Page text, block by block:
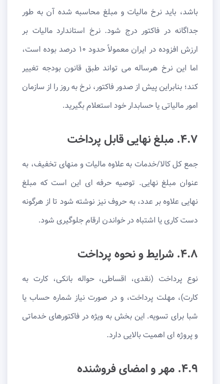
باشد، باید نرخ مالیات و مبلغ محاسبه شده آن به طور
جداگانه در فاکتور درج شود. نرخ استاندارد مالیات بر
ارزش افزوده در ایران معمولاً حدود ۱۰ درصد بوده است،
اما این نرخ هرساله می تواند طبق قانون بودجه تغییر
کند؛ بنابراین پیش از صدور فاکتور، نرخ به روز را از سازمان
امور مالیاتی یا حسابدار خود استعلام بگیرید.
۴.۷. مبلغ نهایی قابل پرداخت
جمع کل کالا/خدمات به علاوه مالیات و منهای تخفیف، به
عنوان مبلغ نهایی. توصیه حرفه ای این است که مبلغ
نهایی علاوه بر عدد، به حروف نیز نوشته شود تا از هرگونه
دست کاری یا اشتباه در خواندن ارقام جلوگیری شود.
۴.۸. شرایط و نحوه پرداخت
نوع پرداخت (نقدی، اقساطی، حواله بانکی، کارت به
کارت)، مهلت پرداخت، و در صورت نیاز شماره حساب یا
شبا برای تسویه. این بخش به ویژه در فاکتورهای خدماتی
و پروژه ای اهمیت بالایی دارد.
۴.۹. مهر و امضای فروشنده